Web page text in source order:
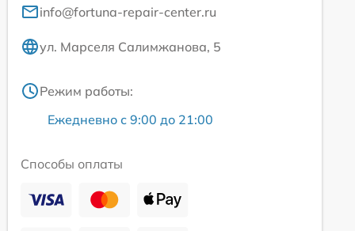
info@fortuna-repair-center.ru
ул. Марселя Салимжанова, 5
Режим работы:
Ежедневно с 9:00 до 21:00
Способы оплаты